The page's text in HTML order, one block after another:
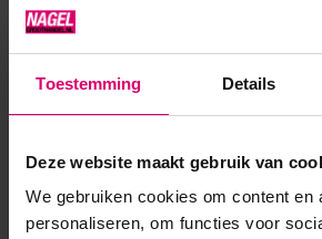
Toestemming Details
Deze website maakt gebruik van
We gebruiken cookies om content en
personaliseren, om functies voor
Red en 3S131 Pink Shock brengen ons
de coole sfeer van de jaren 80. En de
Toon meer
Product specificaties
Artikelnummer 47604